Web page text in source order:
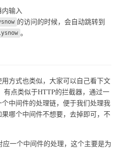
输入
的访问的时候，会自动跳转到
。
方式也类似，大家可以自己看下文
有点类似于HTTP的拦截器，通过一
中间件的处理链，便于我们处理我
哪个中间件不想要，去掉即可，不
一个中间件的处理，这个主要是为